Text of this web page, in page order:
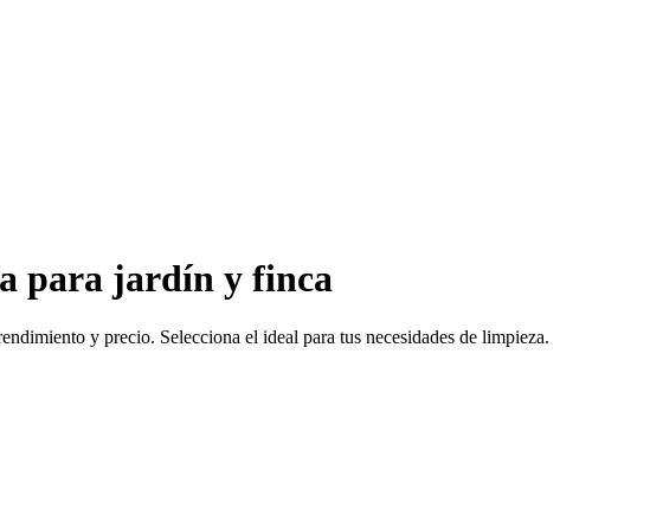
para jardín y finca
y precio. Selecciona el ideal para tus necesidades de limpieza.